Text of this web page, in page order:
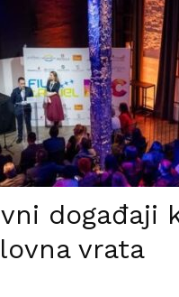
događaji
vrata